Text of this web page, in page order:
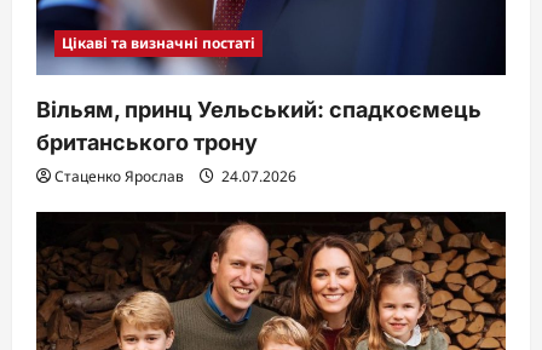
Цікаві та визначні постаті
Вільям, принц Уельський: спадкоємець
британського трону
Стаценко Ярослав 24.07.2026